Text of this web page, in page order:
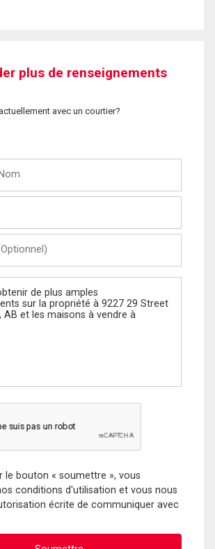
plus de renseignements
avec un courtier?
le bouton « soumettre », vous
conditions d'utilisation et vous nous
écrite de communiquer avec